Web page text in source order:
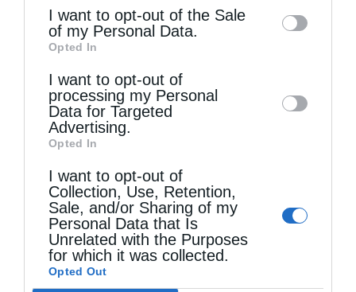
information may also be disclosed by us to
third parties on theIAB’s List of
Downstream Participants
disclose it to other third parties.
I want to opt-out of the Sale
of my Personal Data.
Opted In
I want to opt-out of
processing my Personal
Data for Targeted
Advertising.
Opted In
I want to opt-out of
Collection, Use, Retention,
Sale, and/or Sharing of my
Personal Data that Is
Unrelated with the Purposes
for which it was collected.
Opted Out
Τελευταία άρθρα
Μακριά από τον Χριστό
Η Εορτή του Αγίου Καλλινίκου στην Καστοριά
(ΦΩΤΟ)
Να είσαι μακρόθυμος